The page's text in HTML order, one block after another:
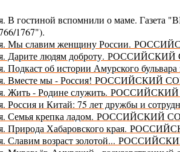
В гостиной вспомнили о маме. Газета "
1767").
Мы славим женщину России.
Дарите людям доброту. РОССИЙСКИЙ
Подкаст об истории Амурского
Вместе мы - Россия! РОССИЙСКИЙ
Жить - Родине служить. РОССИЙСКИЙ
Россия и Китай: 75 лет дружбы и
Семья крепка ладом. РОССИЙСКИЙ
Природа Хабаровского края.
Славим возраст золотой...